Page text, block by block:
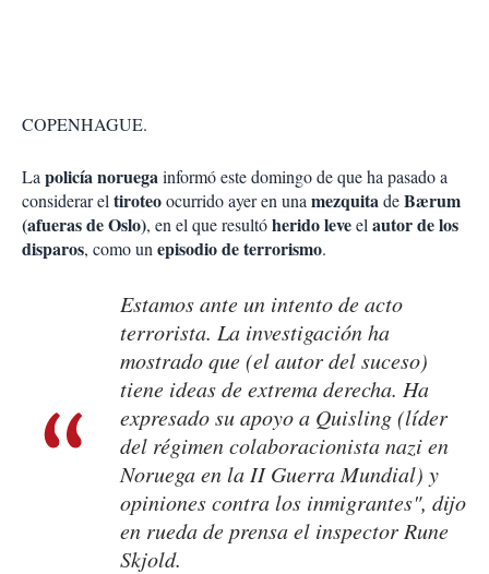
COPENHAGUE.
La policía noruegainformó este domingo de que ha pasado a
considerar el tiroteoocurrido ayer en una mezquitadeBærum
(afueras de Oslo), en el que resultóherido leveel autor de los
disparos, como un episodio de terrorismo.
Estamos ante un intento de acto
terrorista. La investigación ha
mostrado que (el autor del suceso)
tiene ideas de extrema derecha. Ha
expresado su apoyo a Quisling (líder
del régimen colaboracionista nazi en
Noruega en la II Guerra Mundial) y
opiniones contra los inmigrantes", dijo
en rueda de prensa el inspector Rune
Skjold.